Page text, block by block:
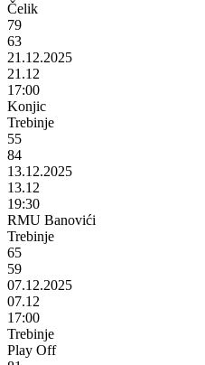
Čelik
79
63
21.12.2025
21.12
17:00
Konjic
Trebinje
55
84
13.12.2025
13.12
19:30
RMU Banovići
Trebinje
65
59
07.12.2025
07.12
17:00
Trebinje
Play Off